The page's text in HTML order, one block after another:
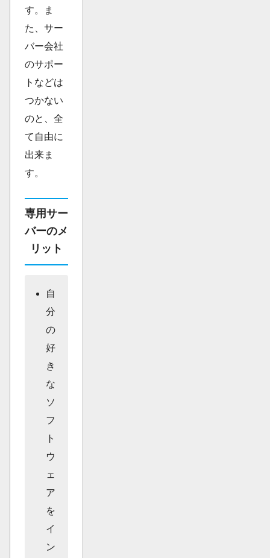
す。ま
た、サー
バー会社
のサポー
トなどは
つかない
のと、全
て自由に
出来ま
す。
専用サー
バーのメ
リット
自
分
の
好
き
な
ソ
フ
ト
ウ
ェ
ア
を
イ
ン